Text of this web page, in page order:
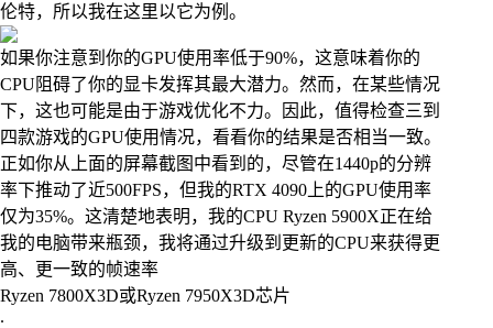
伦特，所以我在这里以它为例。
如果你注意到你的GPU使用率低于90%，这意味着你的
CPU阻碍了你的显卡发挥其最大潜力。然而，在某些情况
下，这也可能是由于游戏优化不力。因此，值得检查三到
四款游戏的GPU使用情况，看看你的结果是否相当一致。
正如你从上面的屏幕截图中看到的，尽管在1440p的分辨
率下推动了近500FPS，但我的RTX 4090上的GPU使用率
仅为35%。这清楚地表明，我的CPU Ryzen 5900X正在给
我的电脑带来瓶颈，我将通过升级到更新的CPU来获得更
高、更一致的帧速率
Ryzen 7800X3D或Ryzen 7950X3D芯片
.